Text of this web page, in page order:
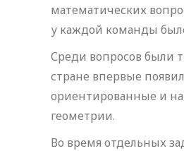
математических
у каждой команды
Среди вопросов были
стране впервые
ориентированные и
геометрии.
Во время отдельных